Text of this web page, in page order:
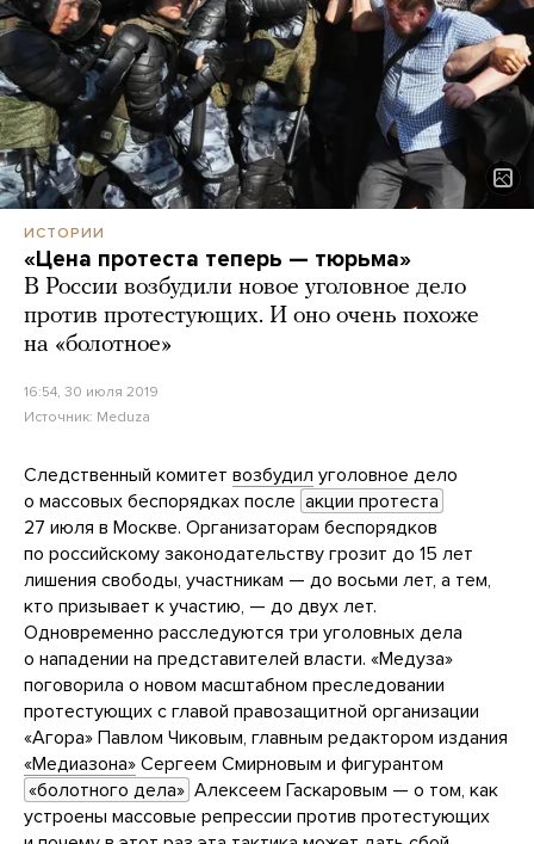
ИСТОРИИ
«Цена протеста теперь — тюрьма»
В России возбудили новое уголовное дело
против протестующих. И оно очень похоже
на «болотное»
16:54, 30 июля 2019
Источник: Meduza
Следственный комитет возбудил уголовное дело
о массовых беспорядках после акции протеста
27 июля в Москве. Организаторам беспорядков
по российскому законодательству грозит до 15 лет
лишения свободы, участникам — до восьми лет, а тем,
кто призывает к участию, — до двух лет.
Одновременно расследуются три уголовных дела
о нападении на представителей власти. «Медуза»
поговорила о новом масштабном преследовании
протестующих с главой правозащитной организации
«Агора» Павлом Чиковым, главным редактором издания
«Медиазона» Сергеем Смирновым и фигурантом
«болотного дела» Алексеем Гаскаровым — о том, как
устроены массовые репрессии против протестующих